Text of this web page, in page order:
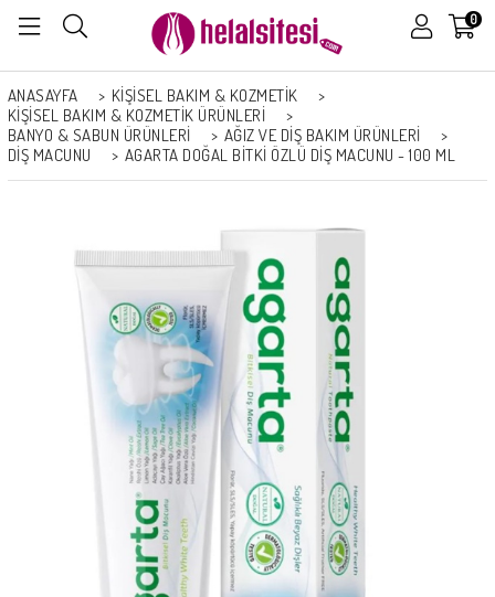
0
ANASAYFA > KİŞİSEL BAKIM & KOZMETİK
>
KİŞİSEL BAKIM & KOZMETİK ÜRÜNLERİ
>
BANYO & SABUN ÜRÜNLERI
> AĞIZ VE DIŞ BAKIM ÜRÜNLERI
>
DIŞ MACUNU
> AGARTA DOĞAL BITKI ÖZLÜ DIŞ MACUNU - 100 ML